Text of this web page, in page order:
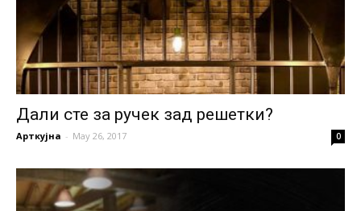
Дали сте за ручек зад решетки?
Арткујна - May 26, 2017 0